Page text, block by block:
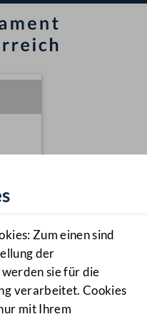
Zum einen sind
der
sie für die
verarbeitet. Cookies
mit Ihrem